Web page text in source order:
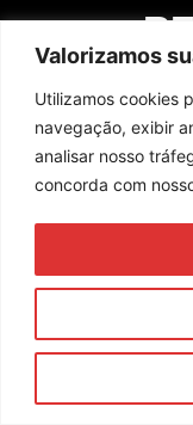
Valorizamos
Utilizamos cookies
navegação, exibir
analisar nosso
concorda com